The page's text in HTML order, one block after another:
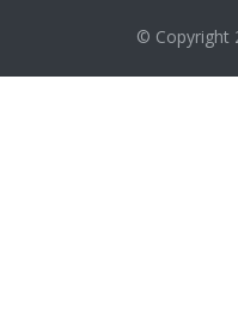
© Copyright